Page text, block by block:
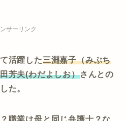
サーリンク
活躍した三淵嘉子（みぶち
芳夫(わだよしお）さんとの
た。